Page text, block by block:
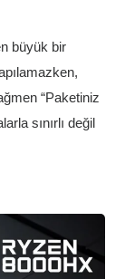
büyük bir
“Paketiniz
sınırlı değil